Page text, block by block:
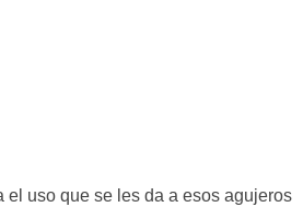
el uso que se les da a esos agujeros